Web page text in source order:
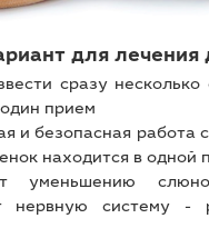
для лечения
сразу несколько
прием
и безопасная работа
находится в одной
уменьшению
нервную систему -